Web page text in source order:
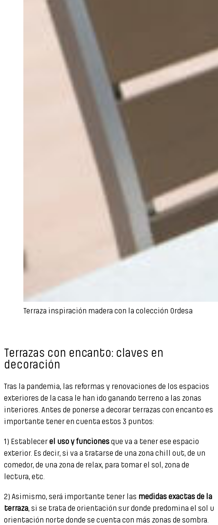
Terraza inspiración madera con la colección Ordesa
Terrazas con encanto: claves en
decoración
Tras la pandemia, las reformas y renovaciones de los espacios
exteriores de la casa le han ido ganando terreno a las zonas
interiores. Antes de ponerse a decorar terrazas con encanto es
importante tener en cuenta estos 3 puntos:
1) Establecerel uso y funcionesque va a tener ese espacio
exterior. Es decir, si va a tratarse de una zona chill out, de un
comedor, de una zona de relax, para tomar el sol, zona de
lectura, etc.
2) Asimismo, será importante tener las medidas exactas de la
terraza, si se trata de orientación sur donde predomina el sol u
orientación norte donde se cuenta con más zonas de sombra.